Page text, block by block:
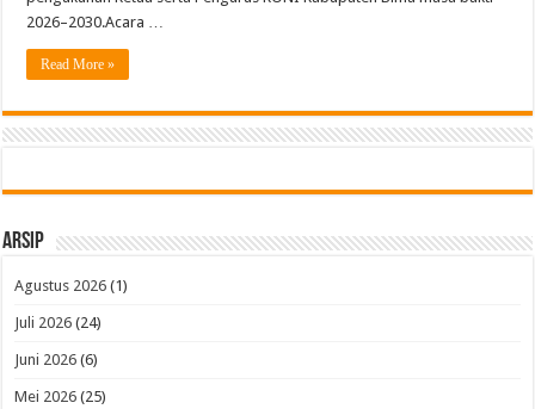
2026–2030.Acara …
Read More »
Arsip
Agustus 2026 (1)
Juli 2026 (24)
Juni 2026 (6)
Mei 2026 (25)